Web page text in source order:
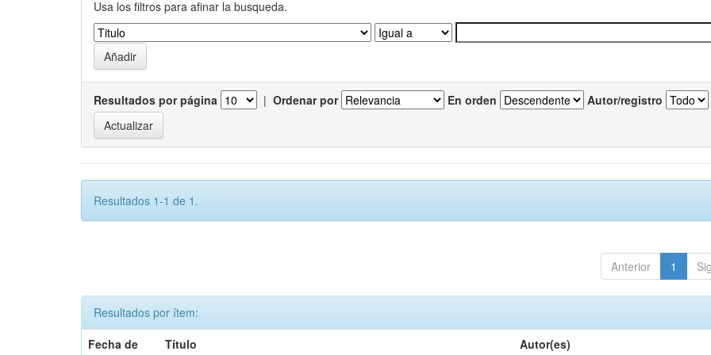
Usa los filtros para afinar la busqueda.
Resultados por página | Ordenar por En orden Autor/registro
Resultados 1-1 de 1.
Anterior 1
Resultados por ítem:
Fecha de
Título Autor(es)